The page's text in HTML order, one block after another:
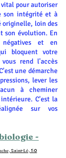
pour autoriser
son intégrité et à
originelle, loin des
son évolution. En
et en
bloquent votre
rend l'accès
une démarche
lever les
à cheminer
C'est la
sur vos
-
Saint-Lô, 50